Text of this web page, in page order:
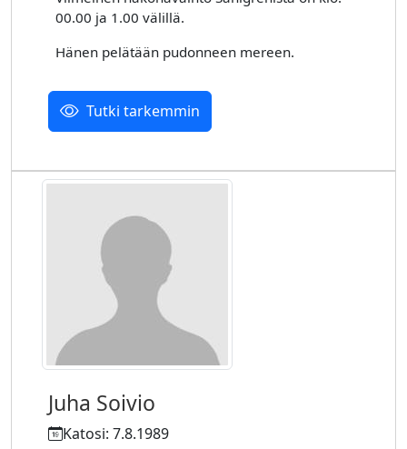
00.00 ja 1.00 välillä.
Hänen pelätään pudonneen mereen.
Tutki tarkemmin
Juha Soivio
Katosi: 7.8.1989